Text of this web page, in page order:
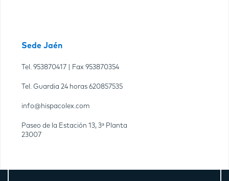
Sede Jaén
Tel. 953870417 | Fax 953870354
Tel. Guardia 24 horas 620857535
info@hispacolex.com
Paseo de la Estación 13, 3ª Planta
23007